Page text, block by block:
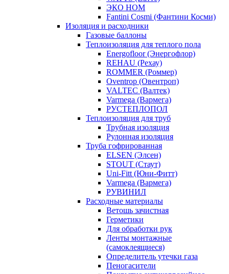
ЭКО НОМ
Fantini Cosmi (Фантини Косми)
Изоляция и расходники
Газовые баллоны
Теплоизоляция для теплого пола
Energofloor (Энергофлор)
REHAU (Рехау)
ROMMER (Роммер)
Oventrop (Овентроп)
VALTEC (Валтек)
Varmega (Вармега)
РУСТЕПЛОПОЛ
Теплоизоляция для труб
Трубная изоляция
Рулонная изоляция
Труба гофрированная
ELSEN (Элсен)
STOUT (Стаут)
Uni-Fitt (Юни-Фитт)
Varmega (Вармега)
РУВИНИЛ
Расходные материалы
Ветошь зачистная
Герметики
Для обработки рук
Ленты монтажные
(самоклеящиеся)
Определитель утечки газа
Пеногасители